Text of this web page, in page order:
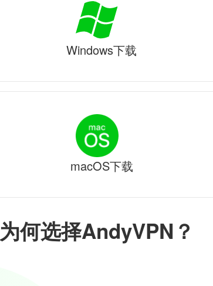
为何选择AndyVPN？
Windows下载
macOS下载